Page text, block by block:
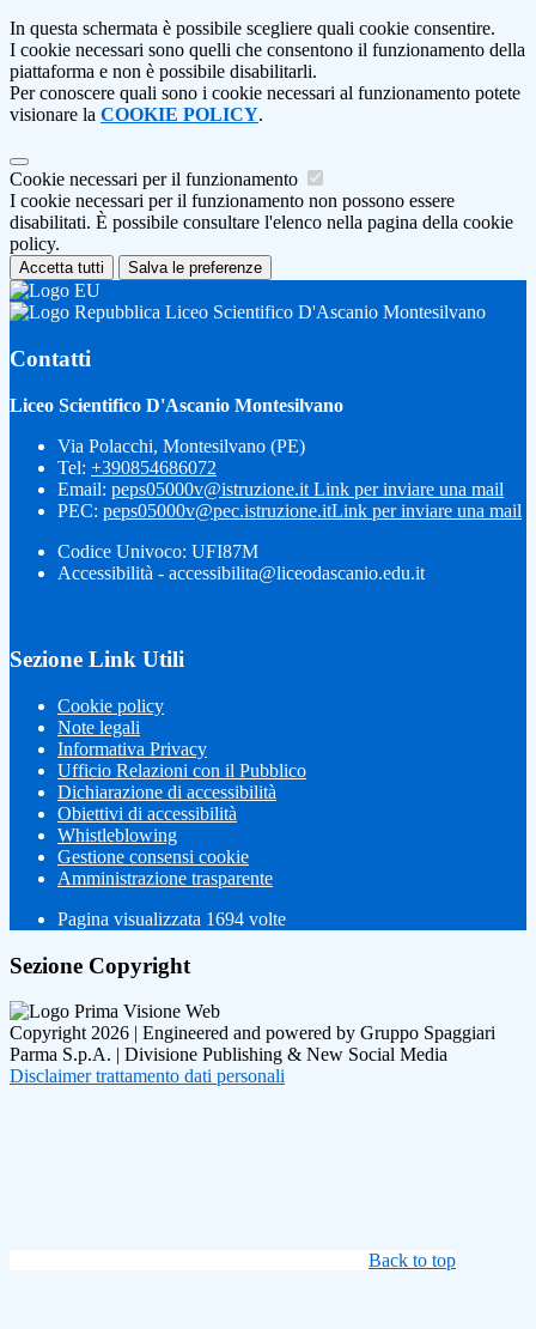
In questa schermata è possibile scegliere quali cookie consentire.
I cookie necessari sono quelli che consentono il funzionamento della
piattaforma e non è possibile disabilitarli.
Per conoscere quali sono i cookie necessari al funzionamento potete
visionare la COOKIE POLICY.
Cookie necessari per il funzionamento
I cookie necessari per il funzionamento non possono essere
disabilitati. È possibile consultare l'elenco nella pagina della cookie
policy.
Accetta tutti Salva le preferenze
Liceo Scientifico D'Ascanio Montesilvano
Contatti
Liceo Scientifico D'Ascanio Montesilvano
Via Polacchi, Montesilvano (PE)
Tel: +390854686072
Email: peps05000v@istruzione.it Link per inviare una mail
PEC: peps05000v@pec.istruzione.itLink per inviare una mail
Codice Univoco: UFI87M
Accessibilità - accessibilita@liceodascanio.edu.it
Sezione Link Utili
Cookie policy
Note legali
Informativa Privacy
Ufficio Relazioni con il Pubblico
Dichiarazione di accessibilità
Obiettivi di accessibilità
Whistleblowing
Gestione consensi cookie
Amministrazione trasparente
Pagina visualizzata 1694 volte
Sezione Copyright
Copyright 2026 | Engineered and powered by Gruppo Spaggiari
Parma S.p.A. | Divisione Publishing & New Social Media
Disclaimer trattamento dati personali
Back to top